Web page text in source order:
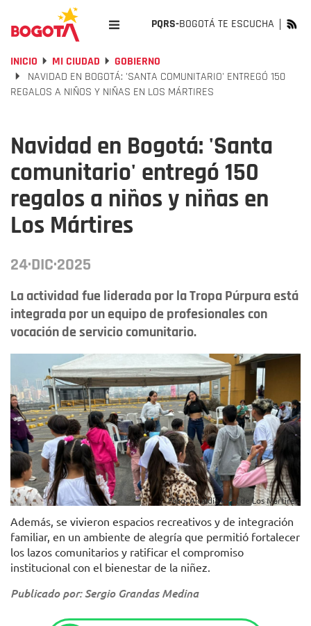
PQRS-BOGOTÁ TE ESCUCHA
INICIO MI CIUDAD
GOBIERNO
NAVIDAD EN BOGOTÁ: 'SANTA COMUNITARIO' ENTREGÓ 150
REGALOS A NIÑOS Y NIÑAS EN LOS MÁRTIRES
Navidad en Bogotá: 'Santa
comunitario' entregó 150
regalos a niños y niñas en
Los Mártires
24·DIC·2025
La actividad fue liderada por la Tropa Púrpura está
integrada por un equipo de profesionales con
vocación de servicio comunitario.
Foto: Alcaldía local de Los Mártires.
Además, se vivieron espacios recreativos y de integración
familiar, en un ambiente de alegría que permitió fortalecer
los lazos comunitarios y ratificar el compromiso
institucional con el bienestar de la niñez.
Publicado por: Sergio Grandas Medina